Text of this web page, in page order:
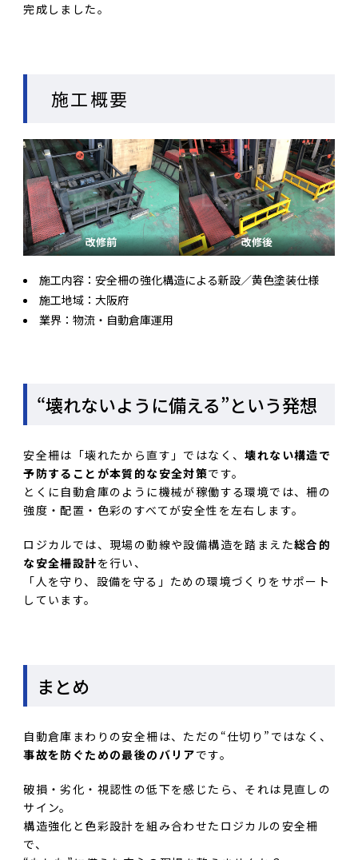
完成しました。
施工概要
改修前 改修後
施工内容：安全柵の強化構造による新設／黄色塗装仕様
施工地域：大阪府
業界：物流・自動倉庫運用
“壊れないように備える”という発想
安全柵は「壊れたから直す」ではなく、壊れない構造で
予防することが本質的な安全対策です。
とくに自動倉庫のように機械が稼働する環境では、柵の
強度・配置・色彩のすべてが安全性を左右します。
ロジカルでは、現場の動線や設備構造を踏まえた総合的
な安全柵設計を行い、
「人を守り、設備を守る」ための環境づくりをサポート
しています。
まとめ
自動倉庫まわりの安全柵は、ただの“仕切り”ではなく、
事故を防ぐための最後のバリアです。
破損・劣化・視認性の低下を感じたら、それは見直しの
サイン。
構造強化と色彩設計を組み合わせたロジカルの安全柵
で、